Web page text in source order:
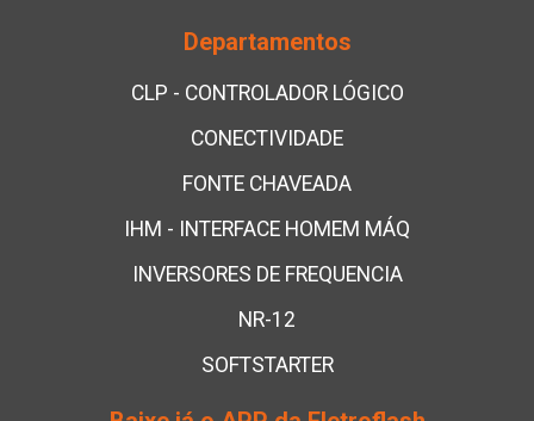
Departamentos
CLP - CONTROLADOR LÓGICO
CONECTIVIDADE
FONTE CHAVEADA
IHM - INTERFACE HOMEM MÁQ
INVERSORES DE FREQUENCIA
NR-12
SOFTSTARTER